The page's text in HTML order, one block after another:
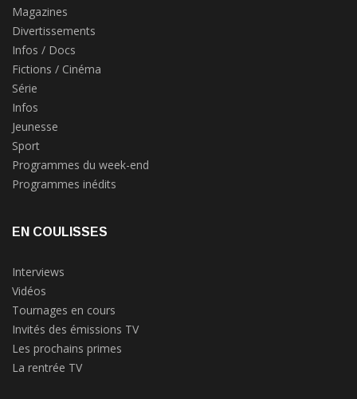
Magazines
Divertissements
Infos / Docs
Fictions / Cinéma
Série
Infos
Jeunesse
Sport
Programmes du week-end
Programmes inédits
EN COULISSES
Interviews
Vidéos
Tournages en cours
Invités des émissions TV
Les prochains primes
La rentrée TV